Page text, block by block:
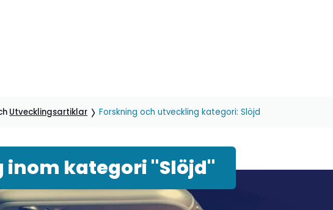
Utvecklingsartiklar Forskning och utveckling kategori: Slöjd
kategori "Slöjd"